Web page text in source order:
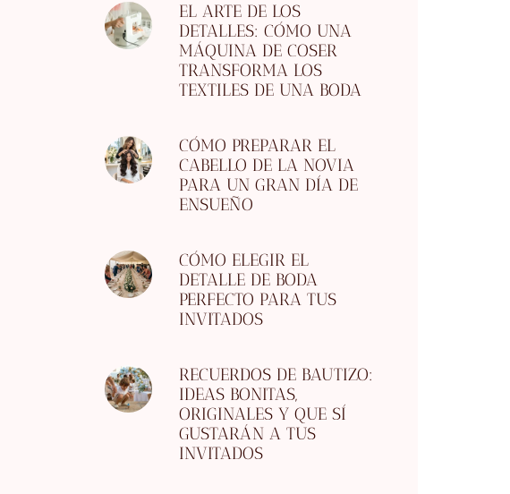
EL ARTE DE LOS
DETALLES: CÓMO UNA
MÁQUINA DE COSER
TRANSFORMA LOS
TEXTILES DE UNA BODA
CÓMO PREPARAR EL
CABELLO DE LA NOVIA
PARA UN GRAN DÍA DE
ENSUEÑO
CÓMO ELEGIR EL
DETALLE DE BODA
PERFECTO PARA TUS
INVITADOS
RECUERDOS DE BAUTIZO:
IDEAS BONITAS,
ORIGINALES Y QUE SÍ
GUSTARÁN A TUS
INVITADOS